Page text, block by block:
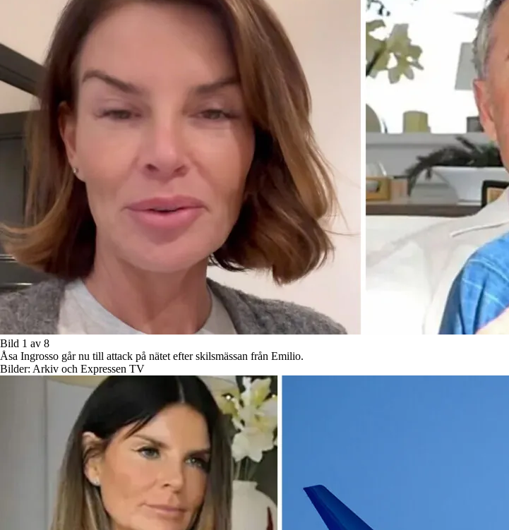
Bild 1 av 8
Åsa Ingrosso går nu till attack på nätet efter skilsmässan från Emilio.
Bilder: Arkiv och Expressen TV